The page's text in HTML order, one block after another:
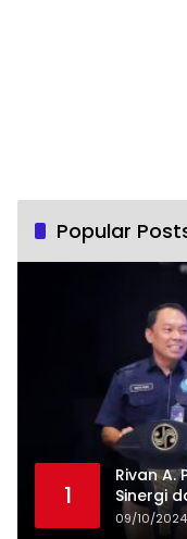
Popular
1
Rivan
Sinergi
Serikat
09/10/2024